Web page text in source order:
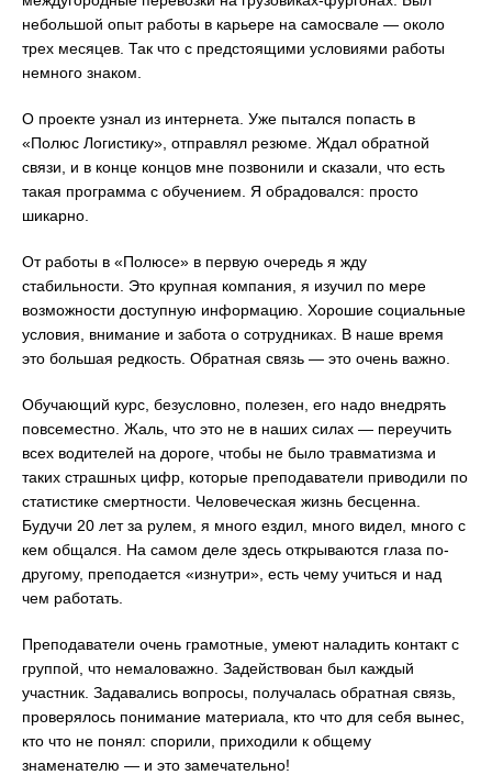
небольшой опыт работы в карьере на самосвале — около
трех месяцев. Так что с предстоящими условиями работы
немного знаком.
О проекте узнал из интернета. Уже пытался попасть в
«Полюс Логистику», отправлял резюме. Ждал обратной
связи, и в конце концов мне позвонили и сказали, что есть
такая программа с обучением. Я обрадовался: просто
шикарно.
От работы в «Полюсе» в первую очередь я жду
стабильности. Это крупная компания, я изучил по мере
возможности доступную информацию. Хорошие социальные
условия, внимание и забота о сотрудниках. В наше время
это большая редкость. Обратная связь — это очень важно.
Обучающий курс, безусловно, полезен, его надо внедрять
повсеместно. Жаль, что это не в наших силах — переучить
всех водителей на дороге, чтобы не было травматизма и
таких страшных цифр, которые преподаватели приводили по
статистике смертности. Человеческая жизнь бесценна.
Будучи 20 лет за рулем, я много ездил, много видел, много с
кем общался. На самом деле здесь открываются глаза по-
другому, преподается «изнутри», есть чему учиться и над
чем работать.
Преподаватели очень грамотные, умеют наладить контакт с
группой, что немаловажно. Задействован был каждый
участник. Задавались вопросы, получалась обратная связь,
проверялось понимание материала, кто что для себя вынес,
кто что не понял: спорили, приходили к общему
знаменателю — и это замечательно!